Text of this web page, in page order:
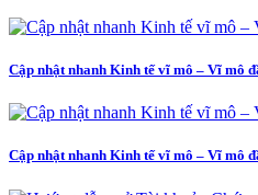
Cập nhật nhanh Kinh tế vĩ mô – Vĩ mô
Cập nhật nhanh Kinh tế vĩ mô – Vĩ mô